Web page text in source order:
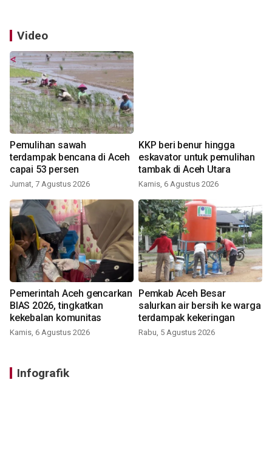
Video
Pemulihan sawah
terdampak bencana di Aceh
capai 53 persen
Jumat, 7 Agustus 2026
KKP beri benur hingga
eskavator untuk pemulihan
tambak di Aceh Utara
Kamis, 6 Agustus 2026
Pemerintah Aceh gencarkan
BIAS 2026, tingkatkan
kekebalan komunitas
Kamis, 6 Agustus 2026
Pemkab Aceh Besar
salurkan air bersih ke warga
terdampak kekeringan
Rabu, 5 Agustus 2026
Infografik